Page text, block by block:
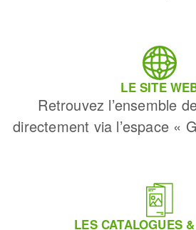
LE SITE
Retrouvez l’ensemble
directement via l’espace «
LES CATALOGUES